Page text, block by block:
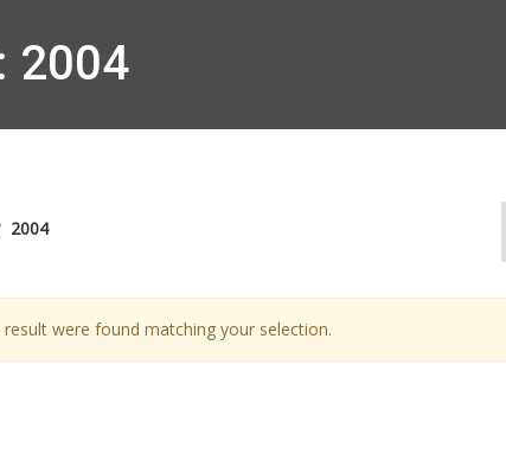
2004
2004
result were found matching your selection.